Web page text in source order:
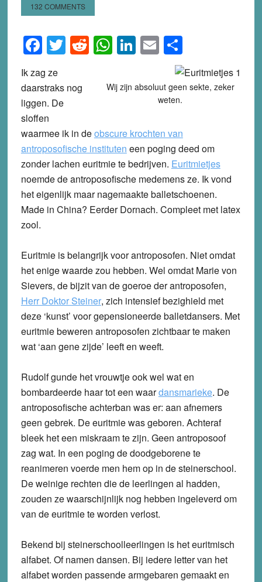
132 COMMENTS
Facebook
Twitter
Reddit
WhatsApp
LinkedIn
EmailShare
Wij zijn absoluut geen sekte, zeker
weten.
Ik zag ze
daarstraks nog
liggen. De
sloffen
waarmee ik in deobscure krochten van
antroposofische instituten een poging deed om
zonder lachen euritmie te bedrijven. Euritmietjes
noemde de antroposofische medemens ze. Ik vond
het eigenlijk maar nagemaakte balletschoenen.
Made in China? Eerder Dornach. Compleet met latex
zool.
Euritmie is belangrijk voor antroposofen. Niet omdat
het enige waarde zou hebben. Wel omdat Marie von
Sievers, de bijzit van de goeroe der antroposofen,
Herr Doktor Steiner, zich intensief bezighield met
deze ‘kunst’ voor gepensioneerde balletdansers. Met
euritmie beweren antroposofen zichtbaar te maken
wat ‘aan gene zijde’ leeft en weeft.
Rudolf gunde het vrouwtje ook wel wat en
bombardeerde haar tot een waardansmarieke. De
antroposofische achterban was er: aan afnemers
geen gebrek. De euritmie was geboren. Achteraf
bleek het een miskraam te zijn. Geen antroposoof
zag wat. In een poging de doodgeborene te
reanimeren voerde men hem op in de steinerschool.
De weinige rechten die de leerlingen al hadden,
zouden ze waarschijnlijk nog hebben ingeleverd om
van de euritmie te worden verlost.
Bekend bij steinerschoolleerlingen is het euritmisch
alfabet. Of namen dansen. Bij iedere letter van het
alfabet worden passende armgebaren gemaakt en